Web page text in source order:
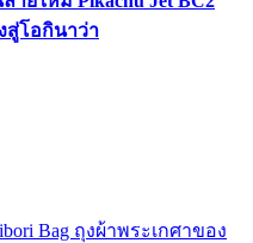
สู่โอกินาว่า